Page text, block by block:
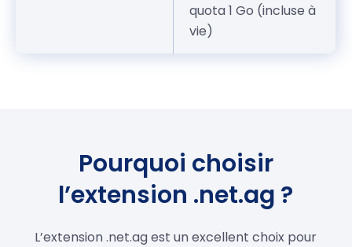
quota 1 Go (incluse à
vie)
Pourquoi choisir
l’extension .net.ag ?
L’extension .net.ag est un excellent choix pour